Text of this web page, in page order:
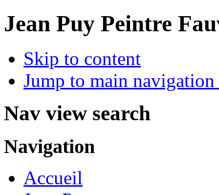
Jean Puy Peintre
Skip to content
Jump to main
Nav view search
Navigation
Accueil